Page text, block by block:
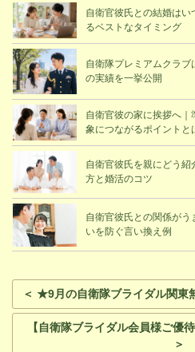
自衛官彼氏との結婚はい
るベストなタイミング
自衛隊プレミアムクラ
の実績を一挙公開
自衛官彼の家に挨拶へ
象につながるポイントと
自衛官彼氏を親にどう紹
方と婚活のコツ
自衛官彼氏との関係が
いを防ぐ言い換え例
＜ ★9月の自衛隊ブライダル関
【自衛隊ブライダル会員様ご優
＞